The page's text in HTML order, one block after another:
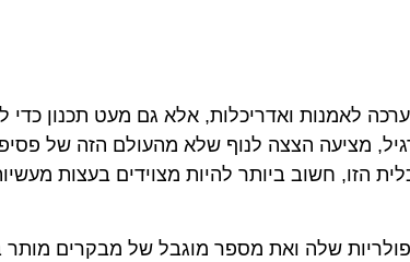
לאמנות ואדריכלות, אלא גם מעט תכנון כדי
מציעה הצצה לנוף שלא מהעולם הזה של
הזו, חשוב ביותר להיות מצוידים בעצות
שלה ואת מספר מוגבל של מבקרים מותר